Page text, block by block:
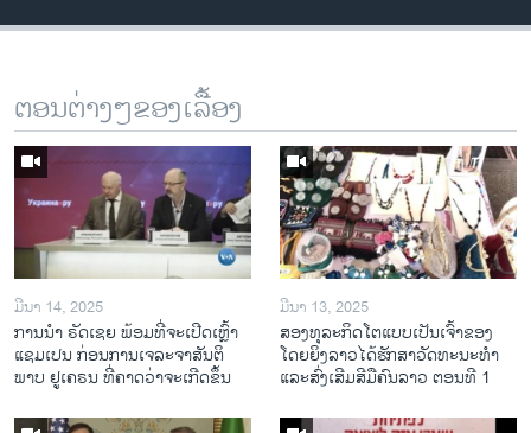
ພາສາຕ່າງໆ
ຕອນຕ່າງໆຂອງເລື້ອງ
ມີນາ 14, 2025
ການ​ນຳ ຣັດ​ເຊຍ ພ້ອມ​ທີ່​ຈະ​ເປີ​ດ​ເຫຼົ້າ​
ແຊມ​ເປນ ກ່ອນການ​ເຈ​ລະ​ຈາ​ສັນ​ຕິ​
ພາບ ຢູ​ເຄ​ຣນ ທີ່​ຄາດ​ວ່າ​ຈະ​ເກີດ​ຂຶ້ນ
ມີນາ 13, 2025
ສອງທຸລະກິດໂຕແບບເປັນເຈົ້າຂອງ
ໂດຍຍິງລາວໄດ້ຮັກສາວັດທະນະທຳ
ແລະສົ່ງເສີມສີມືຄົນລາວ ຕອນທີ 1